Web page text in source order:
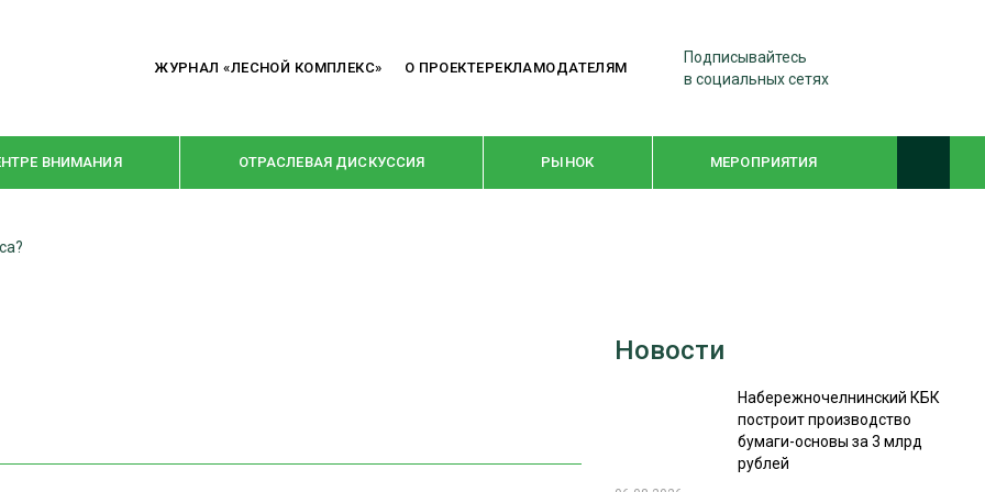
ЖУРНАЛ «ЛЕСНОЙ КОМПЛЕКС» О ПРОЕКТЕРЕКЛАМОДАТЕЛЯМ
Подписывайтесь
в социальных сетях
ВНИМАНИЯ ОТРАСЛЕВАЯ ДИСКУССИЯ РЫНОК МЕРОПРИЯТИЯ
ПРЕДПРИЯТИЯ ЛПК
WOODEX-2021
СУШКА ДРЕВЕСИНЫ
Новости
Набережночелнинский КБК
построит производство
бумаги-основы за 3 млрд
рублей